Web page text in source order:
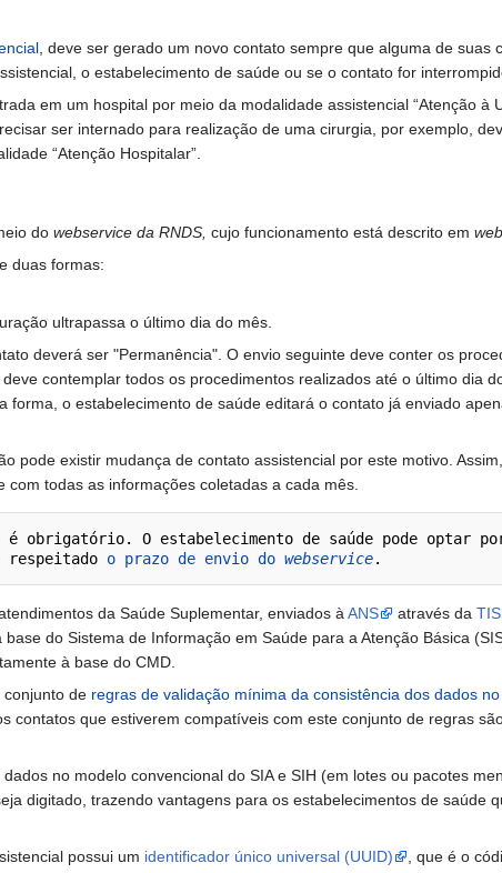
, deve ser gerado um novo contato sempre que alguma de
o estabelecimento de saúde ou se o contato for
em um hospital por meio da modalidade assistencial “Atenção à
ser internado para realização de uma cirurgia, por exemplo,
“Atenção Hospitalar”.
do webservice da RNDS, cujo funcionamento está descrito em
duas formas:
ultrapassa o último dia do mês.
deverá ser "Permanência". O envio seguinte deve conter os
contemplar todos os procedimentos realizados até o último dia
forma, o estabelecimento de saúde editará o contato já enviado
pode existir mudança de contato assistencial por este motivo.
todas as informações coletadas a cada mês.
é obrigatório. O estabelecimento de saúde pode optar
respeitado o prazo de envio do webservice
da Saúde Suplementar, enviados à ANS através da
do Sistema de Informação em Saúde para a Atenção Básica
à base do CMD.
conjunto de regras de validação mínima da consistência dos dados no
contatos que estiverem compatíveis com este conjunto de regras
no modelo convencional do SIA e SIH (em lotes ou pacotes
digitado, trazendo vantagens para os estabelecimentos de saúde
possui um identificador único universal (UUID)
, que é o